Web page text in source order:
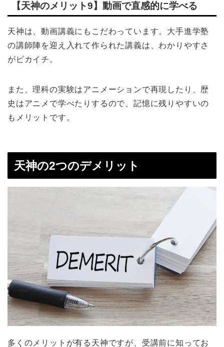
【天神のメリット9】動画で直感的に学べる
天神は、動画講義にもこだわっています。大手進学塾
の講師陣を迎え入れて作られた講義は、わかりやすさ
がピカイチ。
また、理科の実験はアニメーションで再現したり、歴
史はアニメで学べたりするので、記憶に残りやすいの
もメリットです。
天神の2つのデメリット
多くのメリットが有る天神ですが、受講前に知ってお